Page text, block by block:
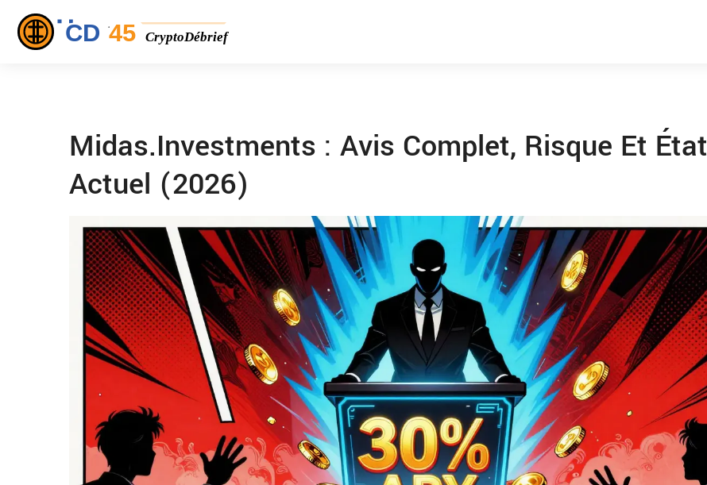
Midas.Investments : Avis Complet, Risque Et État
Actuel (2026)